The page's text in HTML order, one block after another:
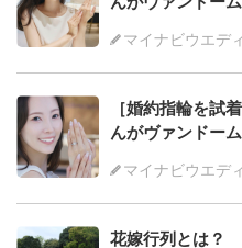
マイナビウエデ
［婚約指輪を試
んがヴァンドー
マイナビウエデ
花嫁行列とは？